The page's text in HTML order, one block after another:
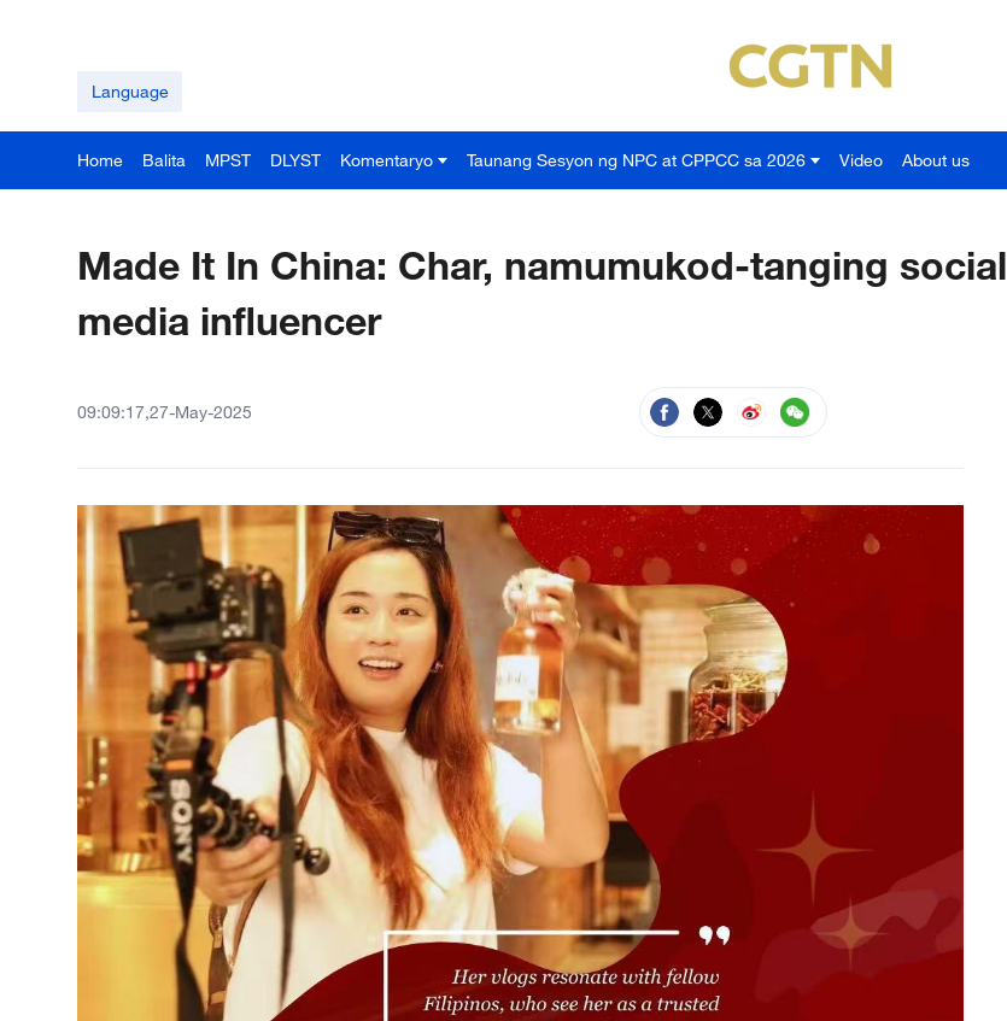
Language
Home Balita MPST DLYST Komentaryo Taunang Sesyon ng NPC at CPPCC sa 2026 Video About us
Made It In China: Char, namumukod-tanging social
media influencer
09:09:17,27-May-2025